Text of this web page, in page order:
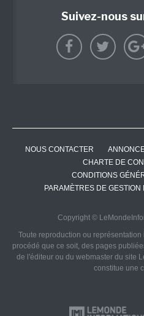
Suivez-nous
NOUS CONTACTER
CHARTE DE
CONDITIONS
PARAMÈTRES DE
Copyright ©
Toute reproduction ou
procédé que ce soit, des pages
de l'éditeur ou du webmaster du site
constitue une